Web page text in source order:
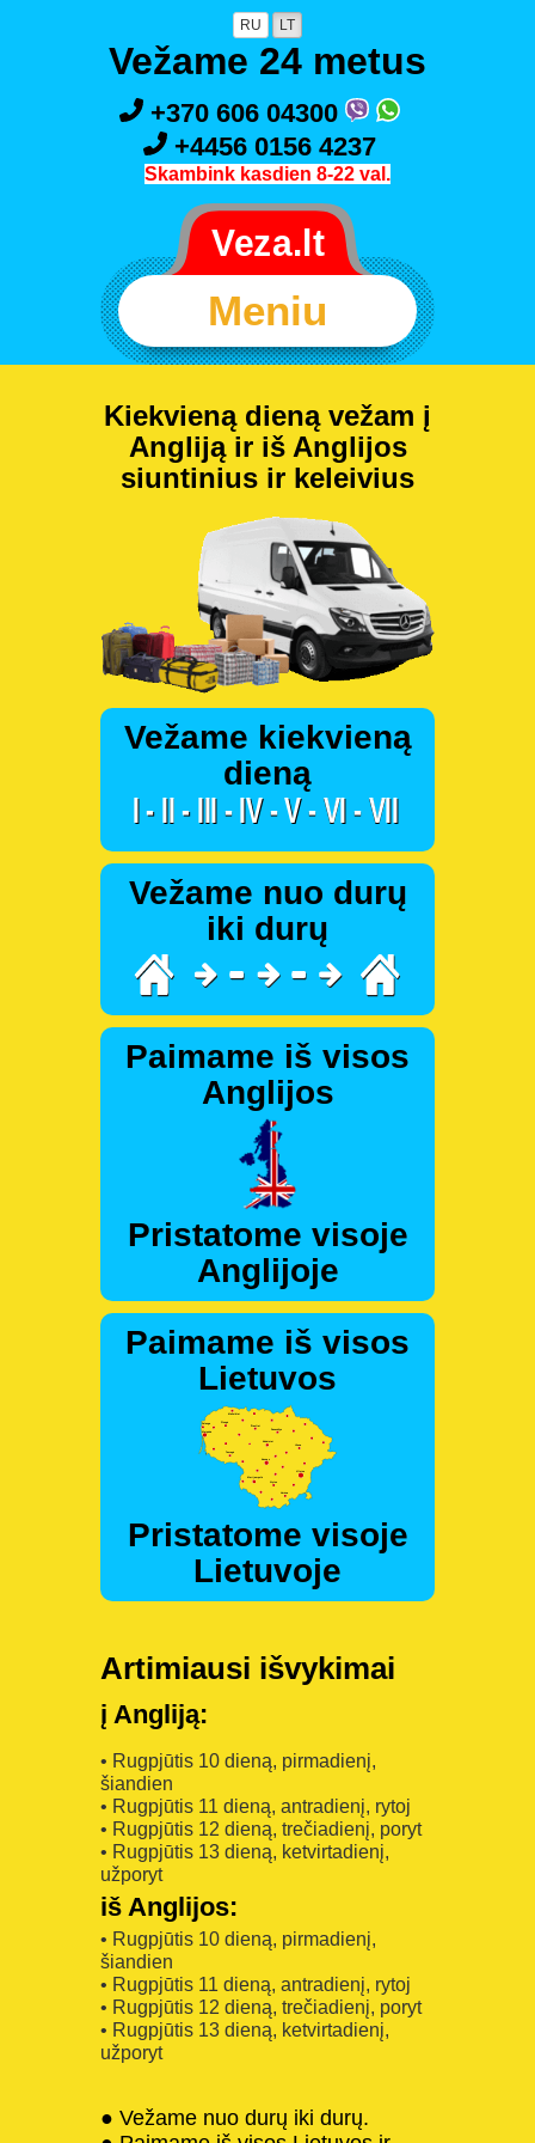
RU LT
Vežame 24 metus
+370 606 04300
+4456 0156 4237
Skambink kasdien 8-22 val.
Meniu
Kiekvieną dieną vežam į
Angliją ir iš Anglijos
siuntinius ir keleivius
Vežame kiekvieną
dieną
Vežame nuo durų
iki durų
Paimame iš visos
Anglijos
Pristatome visoje
Anglijoje
Paimame iš visos
Lietuvos
Pristatome visoje
Lietuvoje
Artimiausi išvykimai
į Angliją:
• Rugpjūtis 10 dieną, pirmadienį,
šiandien
• Rugpjūtis 11 dieną, antradienį, rytoj
• Rugpjūtis 12 dieną, trečiadienį, poryt
• Rugpjūtis 13 dieną, ketvirtadienį,
užporyt
iš Anglijos:
• Rugpjūtis 10 dieną, pirmadienį,
šiandien
• Rugpjūtis 11 dieną, antradienį, rytoj
• Rugpjūtis 12 dieną, trečiadienį, poryt
• Rugpjūtis 13 dieną, ketvirtadienį,
užporyt
● Vežame nuo durų iki durų.